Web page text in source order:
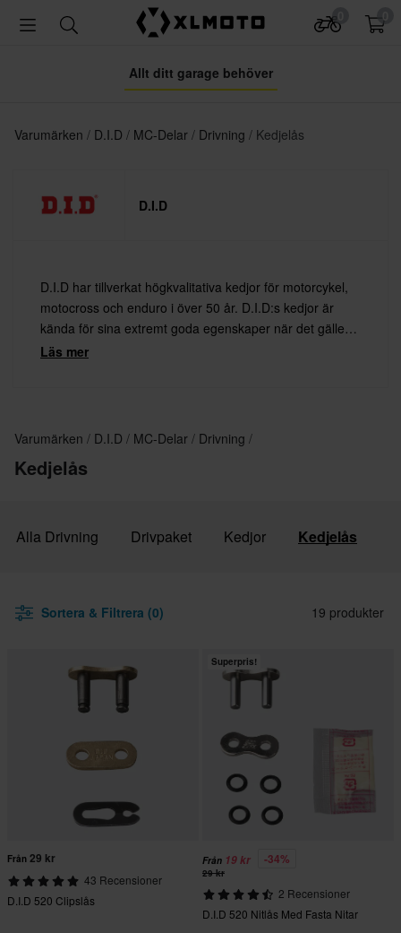
Allt ditt garage behöver
Varumärken D.I.D MC-Delar Drivning Kedjelås
D.I.D
D.I.D har tillverkat högkvalitativa kedjor för motorcykel,
motocross och enduro i över 50 år. D.I.D:s kedjor är
kända för sina extremt goda egenskaper när det gäller
både hållbarhet och låg friktion, och används av många
Läs mer
Varumärken D.I.D MC-Delar Drivning
Kedjelås
Alla Drivning Drivpaket Kedjor Kedjelås
Sortera & Filtrera (0) 19 produkter
Från 29 kr
43 Recensioner
D.I.D 520 Clipslås
Superpris!
Från 19 kr -34%
29 kr
2 Recensioner
D.I.D 520 Nitlås Med Fasta Nitar